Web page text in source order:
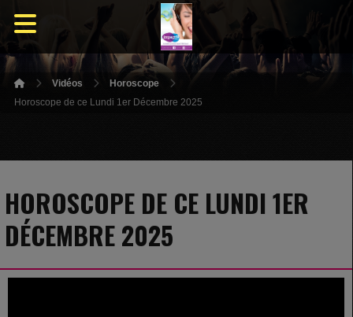
Vidéos
Horoscope
Horoscope de ce Lundi 1er Décembre 2025
HOROSCOPE DE CE LUNDI 1ER
DÉCEMBRE 2025